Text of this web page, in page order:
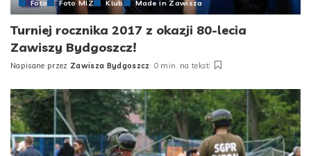
Foto Foto MIZ Klub Made in Zawisza
Turniej rocznika 2017 z okazji 80-lecia
Zawiszy Bydgoszcz!
Posted
Napisane przez Zawisza Bydgoszcz 0 min. na tekst